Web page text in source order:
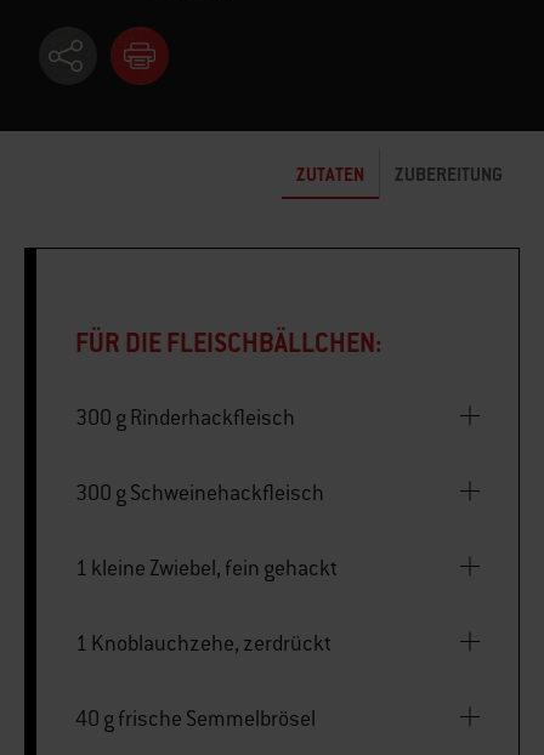
ZUTATEN ZUBEREITUNG
FÜR DIE FLEISCHBÄLLCHEN:
300 g Rinderhackfleisch
300 g Schweinehackfleisch
1 kleine Zwiebel, fein gehackt
1 Knoblauchzehe, zerdrückt
40 g frische Semmelbrösel